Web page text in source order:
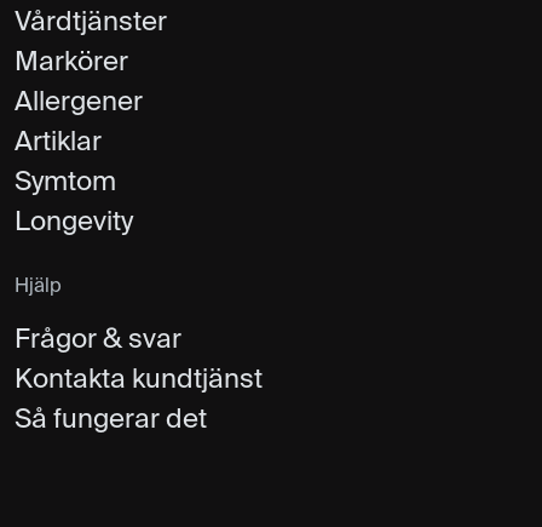
Vårdtjänster
Markörer
Allergener
Artiklar
Symtom
Longevity
Hjälp
Frågor & svar
Kontakta kundtjänst
Så fungerar det